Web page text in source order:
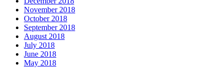
November 2018
October 2018
September 2018
August 2018
July 2018
June 2018
May 2018